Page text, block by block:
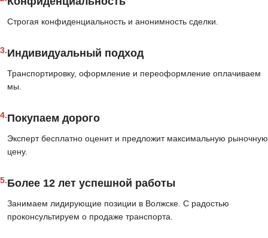
Строгая конфиденциальность и анонимность сделки.
3.Индивидуальный подход
Транспортировку, оформление и переоформление оплачиваем
мы.
4.Покупаем дорого
Эксперт бесплатно оценит и предложит максимальную рыночную
цену.
5.Более 12 лет успешной работы
Занимаем лидирующие позиции в Волжске. С радостью
проконсультируем о продаже транспорта.